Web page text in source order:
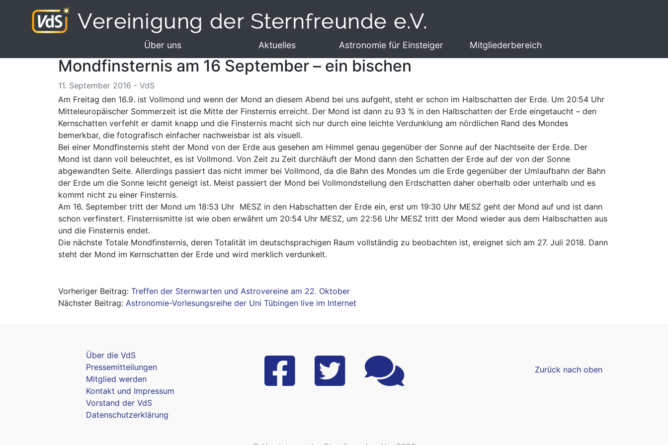
Über uns Aktuelles Astronomie für Einsteiger Mitgliederbereich
Mondfinsternis am 16 September – ein bischen
11. September 2016 - VdS
Am Freitag den 16.9. ist Vollmond und wenn der Mond an diesem Abend bei uns aufgeht, steht er schon im Halbschatten der Erde. Um 20:54 Uhr
Mitteleuropäischer Sommerzeit ist die Mitte der Finsternis erreicht. Der Mond ist dann zu 93 % in den Halbschatten der Erde eingetaucht – den
Kernschatten verfehlt er damit knapp und die Finsternis macht sich nur durch eine leichte Verdunklung am nördlichen Rand des Mondes
bemerkbar, die fotografisch einfacher nachweisbar ist als visuell.
Bei einer Mondfinsternis steht der Mond von der Erde aus gesehen am Himmel genau gegenüber der Sonne auf der Nachtseite der Erde. Der
Mond ist dann voll beleuchtet, es ist Vollmond. Von Zeit zu Zeit durchläuft der Mond dann den Schatten der Erde auf der von der Sonne
abgewandten Seite. Allerdings passiert das nicht immer bei Vollmond, da die Bahn des Mondes um die Erde gegenüber der Umlaufbahn der Bahn
der Erde um die Sonne leicht geneigt ist. Meist passiert der Mond bei Vollmondstellung den Erdschatten daher oberhalb oder unterhalb und es
kommt nicht zu einer Finsternis.
Am 16. September tritt der Mond um 18:53 Uhr MESZ in den Habschatten der Erde ein, erst um 19:30 Uhr MESZ geht der Mond auf und ist dann
schon verfinstert. Finsternismitte ist wie oben erwähnt um 20:54 Uhr MESZ, um 22:56 Uhr MESZ tritt der Mond wieder aus dem Halbschatten aus
und die Finsternis endet.
Die nächste Totale Mondfinsternis, deren Totalität im deutschsprachigen Raum vollständig zu beobachten ist, ereignet sich am 27. Juli 2018. Dann
steht der Mond im Kernschatten der Erde und wird merklich verdunkelt.
BeitragsnavigationTreffen der Sternwarten und Astrovereine am 22. Oktober
Astronomie-Vorlesungsreihe der Uni Tübingen live im Internet
Über die VdS
Pressemitteilungen
Mitglied werden
Kontakt und Impressum
Vorstand der VdS
Datenschutzerklärung
Zurück nach oben